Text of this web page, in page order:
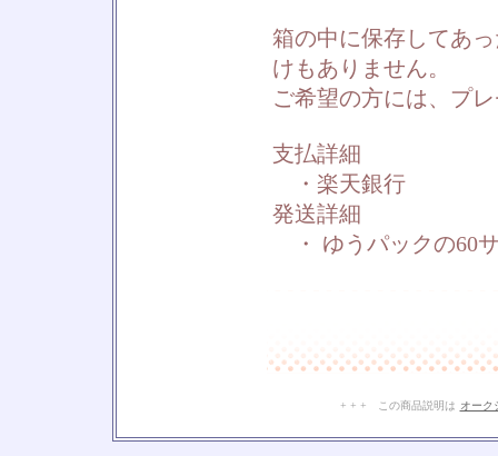
箱の中に保存してあ
けもありません。
ご希望の方には、プ
支払詳細
・楽天銀行
発送詳細
・ ゆうパックの60
+ + + この商品説明は オーク